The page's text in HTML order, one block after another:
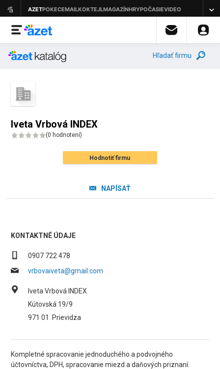
Hľadať firmu
Iveta Vrbová INDEX
(0 hodnotení)
Hodnotiť firmu
NAPÍSAŤ
KONTAKTNÉ ÚDAJE
0907 722 478
vrbovaiveta@gmail.com
Iveta Vrbová INDEX
Kútovská 19/9
971 01
Prievidza
Kompletné spracovanie jednoduchého a podvojného
účtovníctva, DPH, spracovanie miezd a daňových priznaní.